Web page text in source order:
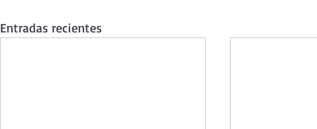
Entradas recientes